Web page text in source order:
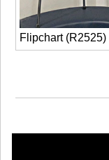
Flipchart (R2525)